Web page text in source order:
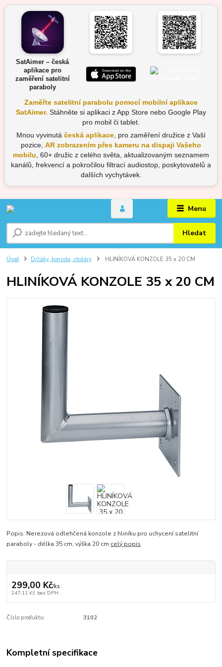
SatAimer – česká
aplikace pro
zaměření satelitní
paraboly
Zaměřte satelitní parabolu pomocí mobilní aplikace
SatAimer. Stáhněte si aplikaci z App Store nebo Google Play
pro mobil či tablet.
Mnou vyvinutá česká aplikace , pro zaměření družice z Vaší
pozice, AR zobrazením přes kameru na dispaji Vašeho
mobilu , 60+ družic z celého světa, aktualizovaným seznamem
kanálů, frekvencí a pokročilou filtrací audiostop, poskytovatelů a
dalších vychytávek.
Menu
Hledat
Úvod Držáky, konzole, stožáry HLINÍKOVÁ KONZOLE 35 x 20 CM
HLINÍKOVÁ KONZOLE 35 x 20 CM
Popis: Nerezová odlehčená konzole z hliníku pro uchycení satelitní
paraboly - délka 35 cm, výška 20 cm celý popis
299,00 Kč/ks
247,11 Kč bez DPH
Číslo produktu: 3102
Kompletní specifikace